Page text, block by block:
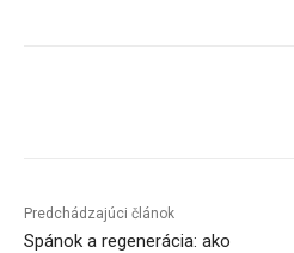
Predchádzajúci článok
Spánok a regenerácia: ako